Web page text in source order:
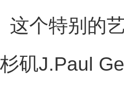
这个特别的
杉矶J.Paul